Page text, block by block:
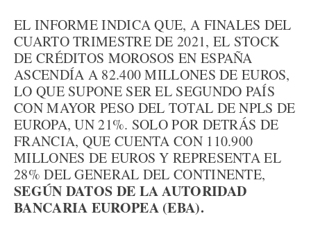
EL INFORME INDICA QUE, A FINALES DEL
CUARTO TRIMESTRE DE 2021, EL STOCK
DE CRÉDITOS MOROSOS EN ESPAÑA
ASCENDÍA A 82.400 MILLONES DE EUROS,
LO QUE SUPONE SER EL SEGUNDO PAÍS
CON MAYOR PESO DEL TOTAL DE NPLS DE
EUROPA, UN 21%. SOLO POR DETRÁS DE
FRANCIA, QUE CUENTA CON 110.900
MILLONES DE EUROS Y REPRESENTA EL
28% DEL GENERAL DEL CONTINENTE,
SEGÚN DATOS DE LA AUTORIDAD
BANCARIA EUROPEA (EBA).